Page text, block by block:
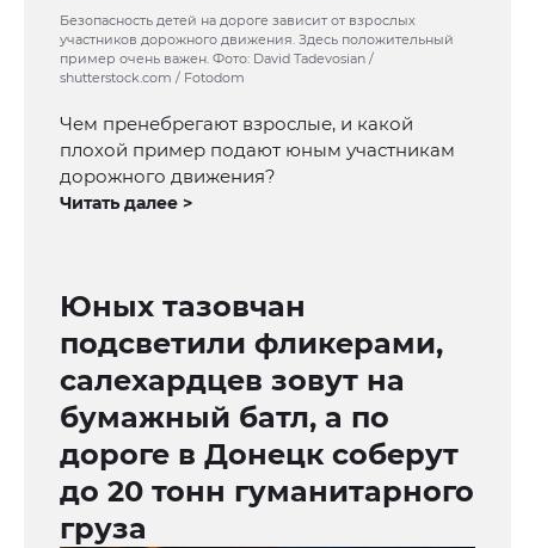
Безопасность детей на дороге зависит от взрослых
участников дорожного движения. Здесь положительный
пример очень важен. Фото: David Tadevosian /
shutterstock.com / Fotodom
Чем пренебрегают взрослые, и какой
плохой пример подают юным участникам
дорожного движения?
Читать далее >
Юных тазовчан
подсветили фликерами,
салехардцев зовут на
бумажный батл, а по
дороге в Донецк соберут
до 20 тонн гуманитарного
груза